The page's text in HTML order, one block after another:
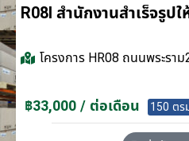
R08I สำนักงานสำเร็จรูป
โครงการ HR08 ถนนพระราม
฿33,000 / ต่อเดือน 150 ตร